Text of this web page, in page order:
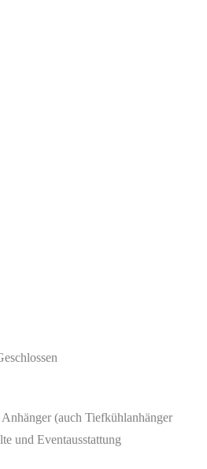
(auch Tiefkühlanhänger
und Eventausstattung